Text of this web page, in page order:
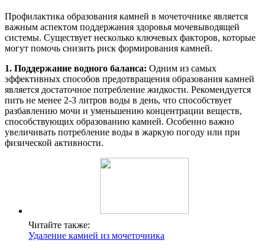
Профилактика образования камней в мочеточнике является
важным аспектом поддержания здоровья мочевыводящей
системы. Существует несколько ключевых факторов, которые
могут помочь снизить риск формирования камней.
1. Поддержание водного баланса: Одним из самых
эффективных способов предотвращения образования камней
является достаточное потребление жидкости. Рекомендуется
пить не менее 2-3 литров воды в день, что способствует
разбавлению мочи и уменьшению концентрации веществ,
способствующих образованию камней. Особенно важно
увеличивать потребление воды в жаркую погоду или при
физической активности.
Читайте также:
Удаление камней из мочеточника